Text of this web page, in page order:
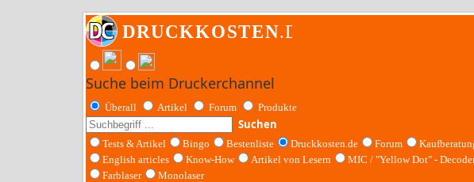
Suche beim Druckerchannel
Überall Artikel Forum Produkte
Suchen
Tests & Artikel Bingo Bestenliste Druckkosten.de Forum
English articles
Know-How Artikel von Lesern MIC / "Yellow Dot" -
Farblaser
Monolaser